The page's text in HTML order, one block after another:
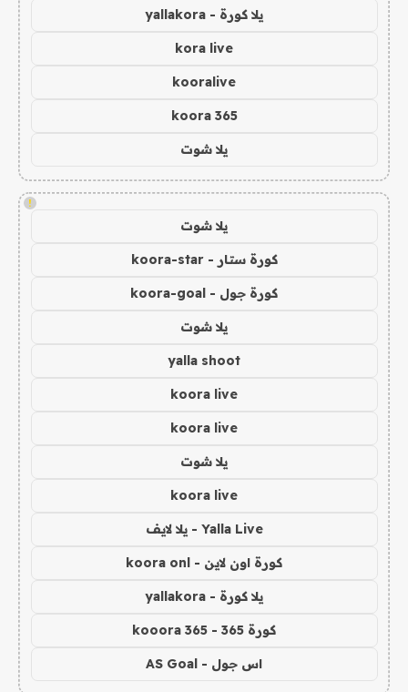
يلا كورة - yallakora
kora live
kooralive
koora 365
يلا شوت
!
يلا شوت
كورة ستار - koora-star
كورة جول - koora-goal
يلا شوت
yalla shoot
koora live
koora live
يلا شوت
koora live
Yalla Live - يلا لايف
كورة اون لاين - koora onl
يلا كورة - yallakora
كورة 365 - kooora 365
اس جول - AS Goal